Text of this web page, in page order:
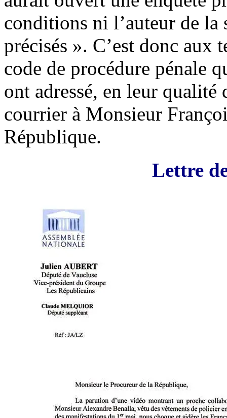
conditions ni l’auteur de la
précisés ». C’est donc aux
code de procédure pénale
ont adressé, en leur qualité
courrier à Monsieur
République.
Lettre